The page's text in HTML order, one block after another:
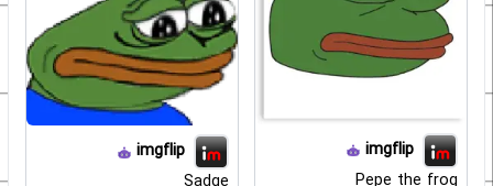
imgflip
Pepe the frog
imgflip
Sadge